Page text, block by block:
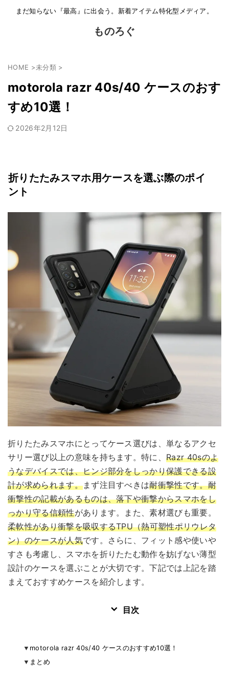
まだ知らない『最高』に出会う。新着アイテム特化型メディア。
ものろぐ
HOME >未分類 >
motorola razr 40s/40 ケースのおす
すめ10選！
2026年2月12日
折りたたみスマホ用ケースを選ぶ際のポイ
ント
折りたたみスマホにとってケース選びは、単なるアクセ
サリー選び以上の意味を持ちます。特に、Razr 40sのよ
うなデバイスでは、ヒンジ部分をしっかり保護できる設
計が求められます。まず注目すべきは耐衝撃性です。耐
衝撃性の記載があるものは、落下や衝撃からスマホをし
っかり守る信頼性があります。また、素材選びも重要。
柔軟性があり衝撃を吸収するTPU（熱可塑性ポリウレタ
ン）のケースが人気です。さらに、フィット感や使いや
すさも考慮し、スマホを折りたたむ動作を妨げない薄型
設計のケースを選ぶことが大切です。下記では上記を踏
まえておすすめケースを紹介します。
目次
motorola razr 40s/40 ケースのおすすめ10選！
まとめ